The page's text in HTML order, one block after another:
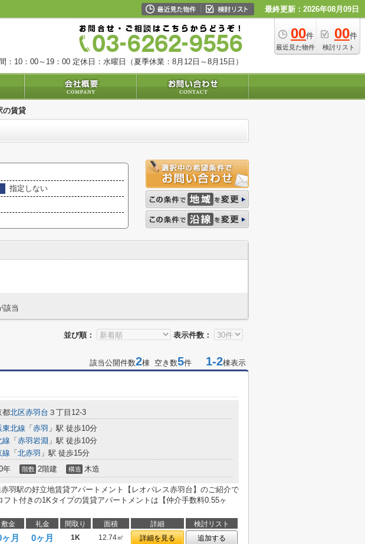
最終更新：2026年08月09日
00件
最近見た物件
00件
検討リスト
：10：00～19：00 定休日：水曜日（夏季休業：8月12日～8月15日）
の賃貸
指定しない
該当
並び順： 表示件数：
該当公開件数2棟 空き数5件 1-2棟表示
都北区赤羽台 ３丁目12-3
東北線 「 赤羽 」駅 徒歩10分
線 「 赤羽岩淵 」駅 徒歩10分
線 「 北赤羽 」駅 徒歩15分
年 階数 2階建 構造 木造
羽駅の好立地賃貸アパートメント【レオパレス赤羽台】のご紹介で
フト付きの1Kタイプの賃貸アパートメントは【仲介手数料0.55ヶ
敷金 礼金 間取り 面積 詳細
検討リスト
月 0ヶ月 1K 12.74㎡ 詳細を見る
追加する